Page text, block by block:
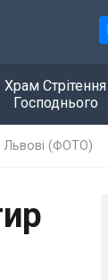
Храм Стрітення
Господнього
Львові (ФОТО)